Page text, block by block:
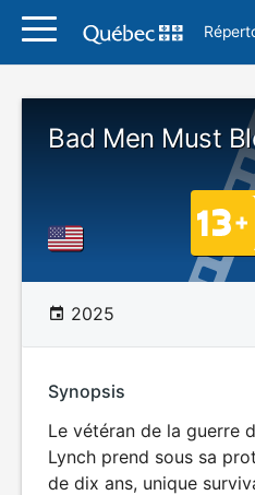
Bad Men Must
2025
Synopsis
Le vétéran de la guerre
Lynch prend sous sa
de dix ans, unique